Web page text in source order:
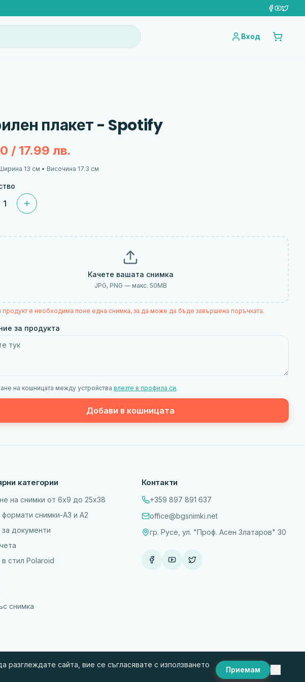
Вход
плакет - Spotify
/ 17.99 лв.
13 см • Височина 17.3 см
1
Качете вашата снимка
JPG, PNG — макс. 50MB
продукт е необходима поне една снимка, за да може да бъде завършена поръчката.
за продукта
на кошницата между устройства влезте в профила си.
Добави в кошницата
категории
на снимки от 6x9 до 25х38
снимки-А3 и А2
документи
стил Polaroid
снимка
Контакти
+359 897 891 637
office@bgsnimki.net
гр. Русе, ул. "Проф. Асен Златаров" 30
разглеждате сайта, вие се съгласявате с използването
Приемам